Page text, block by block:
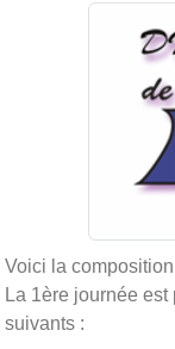
Voici la
La 1ère journée
suivants :